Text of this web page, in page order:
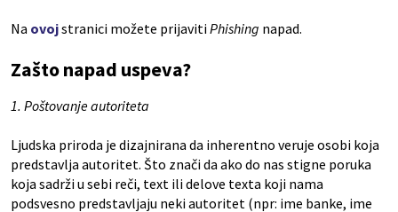
Na ovojstranici možete prijavitiPhishing napad.
Zašto napad uspeva?
1. Poštovanje autoriteta
Ljudska priroda je dizajnirana da inherentno veruje osobi koja
predstavlja autoritet. Što znači da ako do nas stigne poruka
koja sadrži u sebi reči, text ili delove texta koji nama
podsvesno predstavljaju neki autoritet (npr: ime banke, ime